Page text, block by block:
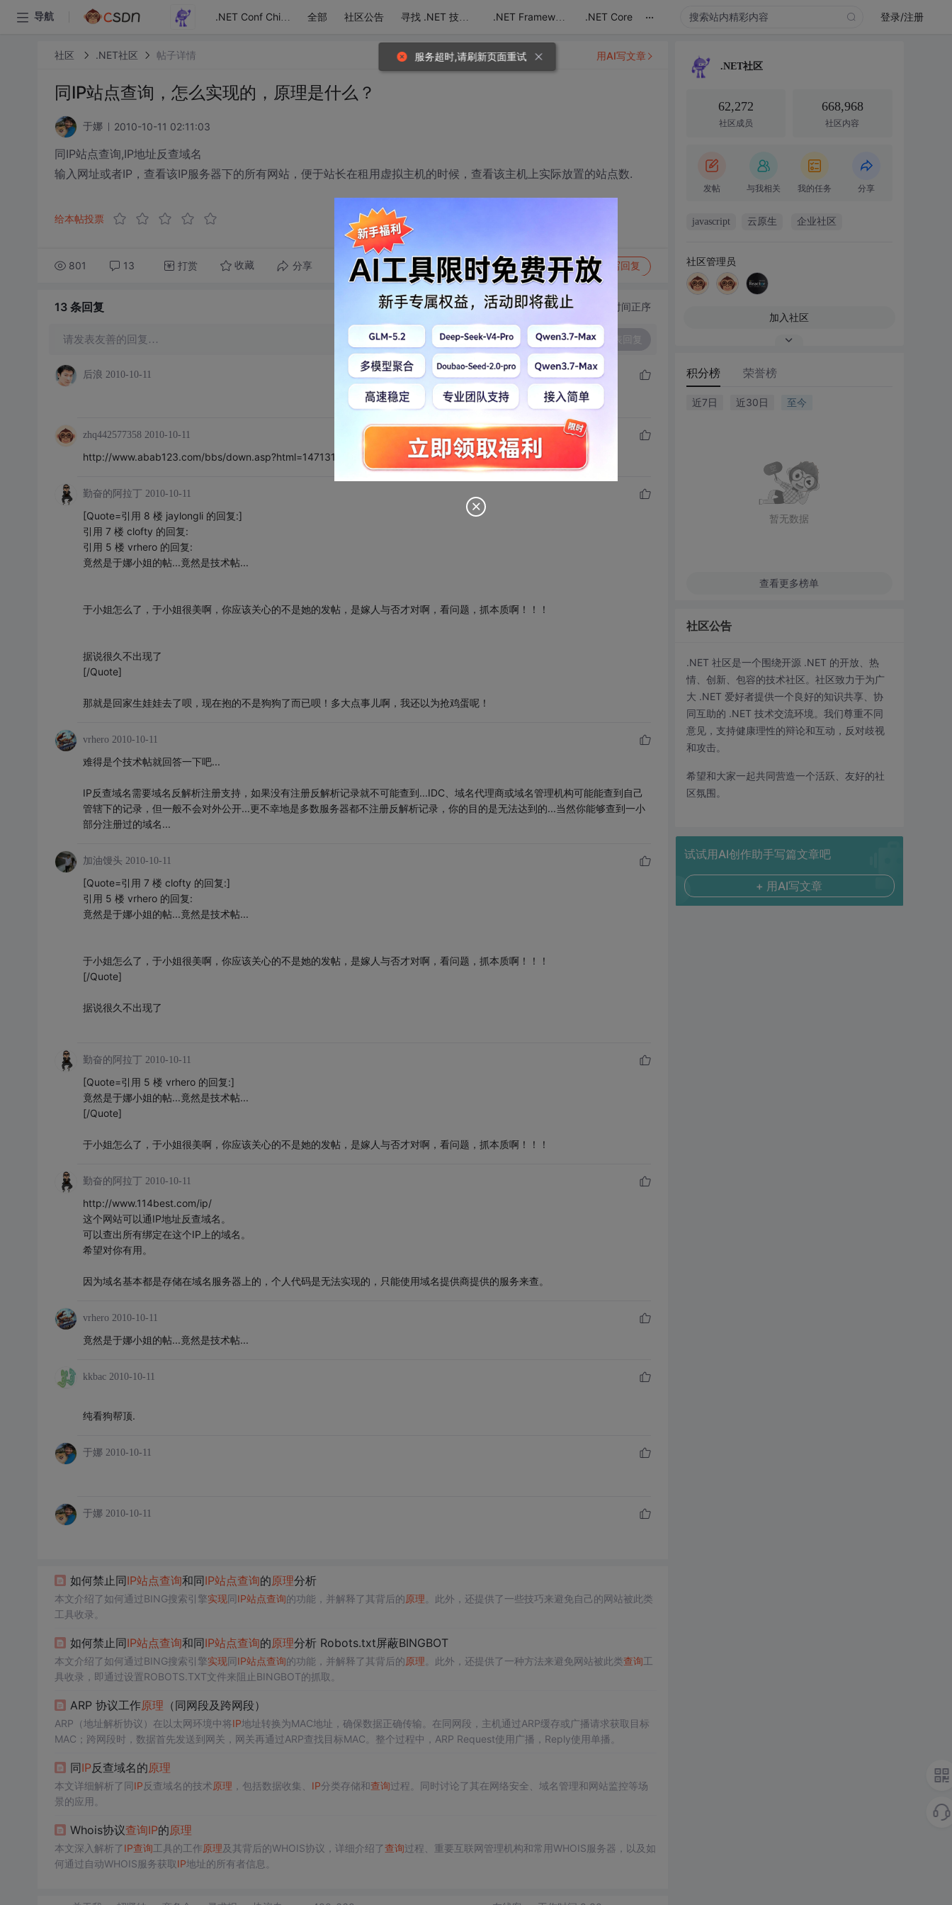
导航 .NET Conf China 全部 社区公告 寻找 .NET 技术达人 .NET Framework .NET Core ... 登录/注册
社区 .NET社区 帖子详情
同IP站点查询，怎么实现的，原理是什么？
于娜 2010-10-11 02:11:03
同IP站点查询,IP地址反查域名
输入网址或者IP，查看该IP服务器下的所有网站，便于站长在租用虚拟主机的时候，查看该主机上实际放置的站点数.
给本帖投票
801 13 打赏 收藏 分享 转发到动态 举报 写回复
用AI写文章
13 条回复 切换为时间正序
请发表友善的回复…
后浪 2010-10-11
zhq442577358 2010-10-11
http://www.abab123.com/bbs/down.asp?html=1471315
勤奋的阿拉丁 2010-10-11
[Quote=引用 8 楼 jaylongli 的回复:]
引用 7 楼 clofty 的回复:
引用 5 楼 vrhero 的回复:
竟然是于娜小姐的帖...竟然是技术帖...
于小姐怎么了，于小姐很美啊，你应该关心的不是她的发帖，是嫁人与否才对啊，看问题，抓本质啊！！！
据说很久不出现了
[/Quote]
那就是回家生娃娃去了呗，现在抱的不是狗狗了而已呗！多大点事儿啊，我还以为抢鸡蛋呢！
vrhero 2010-10-11
难得是个技术帖就回答一下吧...
IP反查域名需要域名反解析注册支持，如果没有注册反解析记录就不可能查到...IDC、域名代理商或域名管理机构可能能查到自己
管辖下的记录，但一般不会对外公开...更不幸地是多数服务器都不注册反解析记录，你的目的是无法达到的...当然你能够查到一小
部分注册过的域名...
加油馒头 2010-10-11
[Quote=引用 7 楼 clofty 的回复:]
引用 5 楼 vrhero 的回复:
竟然是于娜小姐的帖...竟然是技术帖...
于小姐怎么了，于小姐很美啊，你应该关心的不是她的发帖，是嫁人与否才对啊，看问题，抓本质啊！！！
[/Quote]
据说很久不出现了
勤奋的阿拉丁 2010-10-11
[Quote=引用 5 楼 vrhero 的回复:]
竟然是于娜小姐的帖...竟然是技术帖...
[/Quote]
于小姐怎么了，于小姐很美啊，你应该关心的不是她的发帖，是嫁人与否才对啊，看问题，抓本质啊！！！
勤奋的阿拉丁 2010-10-11
http://www.114best.com/ip/
这个网站可以通IP地址反查域名。
可以查出所有绑定在这个IP上的域名。
希望对你有用。
因为域名基本都是存储在域名服务器上的，个人代码是无法实现的，只能使用域名提供商提供的服务来查。
vrhero 2010-10-11
竟然是于娜小姐的帖...竟然是技术帖...
kkbac 2010-10-11
纯看狗帮顶.
于娜 2010-10-11
于娜 2010-10-11
如何禁止同IP站点查询和同IP站点查询的原理分析
本文介绍了如何通过BING搜索引擎实现同IP站点查询的功能，并解释了其背后的原理 。此外，还提供了一些技巧来避免自己的网站被此类
工具收录。
如何禁止同IP站点查询和同IP站点查询的原理分析 Robots.txt屏蔽BINGBOT
本文介绍了如何通过BING搜索引擎实现同IP站点查询的功能，并解释了其背后的原理 。此外，还提供了一种方法来避免网站被此类查询工
具收录，即通过设置ROBOTS.TXT文件来阻止BINGBOT的抓取。
ARP 协议工作原理 （同网段及跨网段）
ARP（地址解析协议）在以太网环境中将IP地址转换为MAC地址，确保数据正确传输。在同网段，主机通过ARP缓存或广播请求获取目标
MAC；跨网段时，数据首先发送到网关，网关再通过ARP查找目标MAC。整个过程中，ARP Request使用广播，Reply使用单播。
同IP反查域名的原理
本文详细解析了同IP反查域名的技术原理 ，包括数据收集、 IP分类存储和查询过程。同时讨论了其在网络安全、域名管理和网站监控等场
景的应用。
Whois协议查询IP的原理
本文深入解析了IP查询工具的工作原理及其背后的WHOIS协议，详细介绍了查询过程、重要互联网管理机构和常用WHOIS服务器，以及如
何通过自动WHOIS服务获取IP地址的所有者信息。
.NET社区
62,272
社区成员
668,968
社区内容
发帖 与我相关 我的任务 分享
javascript 云原生 企业社区
社区管理员
加入社区
积分榜 荣誉榜
近7日 近30日 至今
暂无数据
查看更多榜单
社区公告
.NET 社区是一个围绕开源 .NET 的开放、热
情、创新、包容的技术社区。社区致力于为广
大 .NET 爱好者提供一个良好的知识共享、协
同互助的 .NET 技术交流环境。我们尊重不同
意见，支持健康理性的辩论和互动，反对歧视
和攻击。
希望和大家一起共同营造一个活跃、友好的社
区氛围。
试试用AI创作助手写篇文章吧
+ 用AI写文章
服务超时,请刷新页面重试